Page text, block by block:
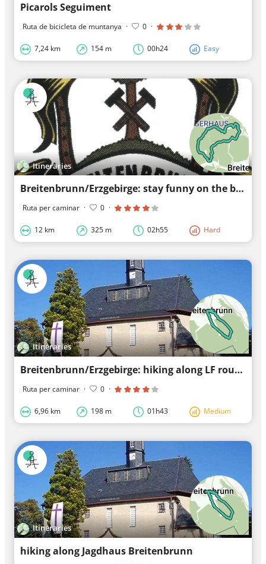
Picarols Seguiment
Ruta de bicicleta de muntanya · 0 ·
7,24 km 154 m 00h24 Easy
Itineraries
Breitenbrunn/Erzgebirge: stay funny on the bicycle
Ruta per caminar · 0 ·
12 km 325 m 02h55 Hard
Itineraries
Breitenbrunn/Erzgebirge: hiking along LF routes
Ruta per caminar · 0 ·
6,96 km 198 m 01h43 Medium
Itineraries
hiking along Jagdhaus Breitenbrunn